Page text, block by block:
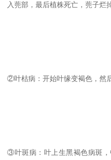
入蔸部，最后植株死亡，蔸子烂
②叶枯病：开始叶缘变褐色，然
③叶斑病：叶上生黑褐色病斑